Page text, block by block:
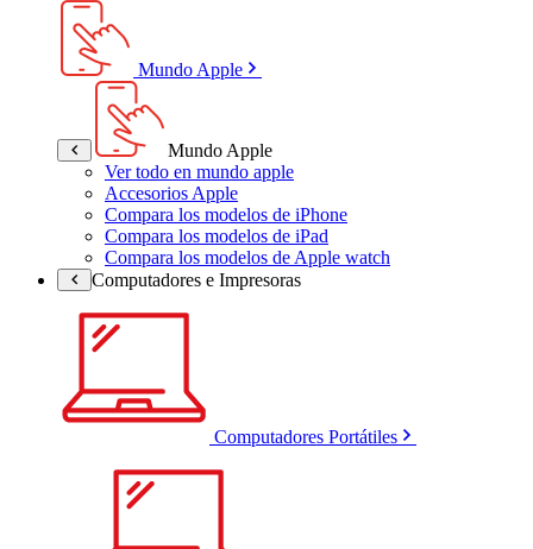
Mundo Apple
Mundo Apple
Ver todo en mundo apple
Accesorios Apple
Compara los modelos de iPhone
Compara los modelos de iPad
Compara los modelos de Apple watch
Computadores e Impresoras
Computadores Portátiles